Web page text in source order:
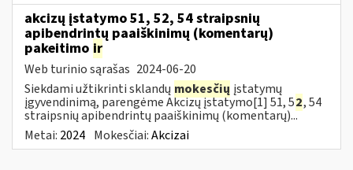
akcizų įstatymo 51, 52, 54 straipsnių
apibendrintų paaiškinimų (komentarų)
pakeitimo ir
Web turinio sąrašas 2024-06-20
Siekdami užtikrinti sklandų mokesčių įstatymų
įgyvendinimą, parengėme Akcizų įstatymo[1] 51, 52, 54
straipsnių apibendrintų paaiškinimų (komentarų)...
Metai: 2024 Mokesčiai:Akcizai